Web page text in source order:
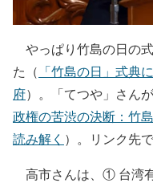
やっぱり竹島の日の
た（ 「竹島の日」式
府）。「てつや」さん
政権の苦渋の決断：竹
読み解く ）。リンク先
高市さんは、① 台湾